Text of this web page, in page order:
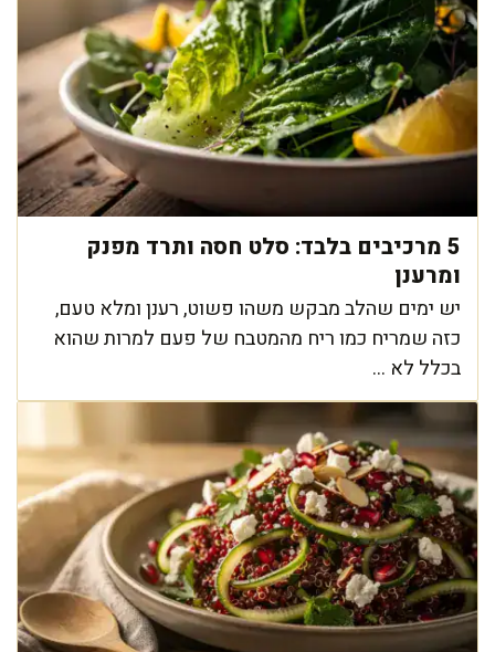
5 מרכיבים בלבד: סלט חסה ותרד מפנק
ומרענן
יש ימים שהלב מבקש משהו פשוט, רענן ומלא טעם,
כזה שמריח כמו ריח מהמטבח של פעם למרות שהוא
בכלל לא ...